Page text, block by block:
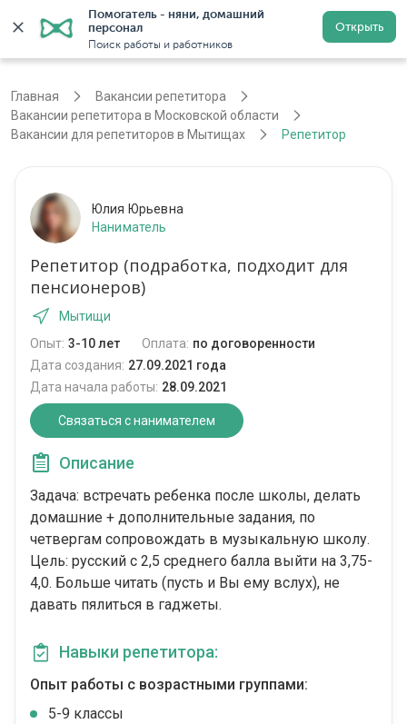
Помогатель - няни, домашний
персонал
Поиск работы и работников
Открыть
Регистрация
Главная
Вакансии репетитора
Вакансии репетитора в Московской области
Вакансии для репетиторов в Мытищах
Репетитор
Юлия Юрьевна
Наниматель
Репетитор (подработка, подходит для
пенсионеров)
Мытищи
Опыт: 3-10 лет Оплата: по договоренности
Дата создания: 27.09.2021 года
Дата начала работы: 28.09.2021
Связаться с нанимателем
Описание
Задача: встречать ребенка после школы, делать
домашние + дополнительные задания, по
четвергам сопровождать в музыкальную школу.
Цель: русский с 2,5 среднего балла выйти на 3,75-
4,0. Больше читать (пусть и Вы ему вслух), не
давать пялиться в гаджеты.
Навыки репетитора:
Опыт работы с возрастными группами:
5-9 классы